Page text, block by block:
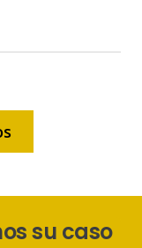
su caso